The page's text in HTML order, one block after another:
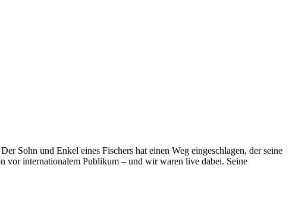
Sohn und Enkel eines Fischers hat einen Weg eingeschlagen, der seine
vor internationalem Publikum – und wir waren live dabei. Seine